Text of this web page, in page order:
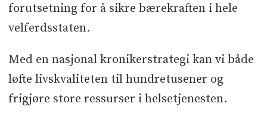
forutsetning for å sikre bærekraften i hele
velferdsstaten.
Med en nasjonal kronikerstrategi kan vi både
løfte livskvaliteten til hundretusener og
frigjøre store ressurser i helsetjenesten.